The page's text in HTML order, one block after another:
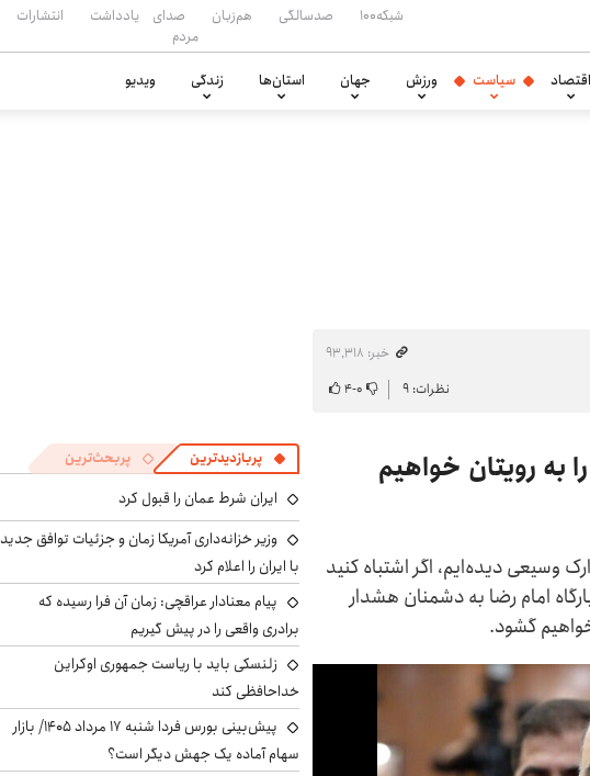
شبکه۱۰۰ صدسالگی هم‌زبان
صدای
مردم
یادداشت انتشارات
اقتصاد سیاست ورزش جهان استان‌ها زندگی ویدیو
خبر: ۹۳٬۳۱۸
نظرات: ۹ ۰-۴
رویتان خواهیم
وسیعی دیده‌ایم، اگر اشتباه کنید
فراموش کنید. در بارگاه امام رضا به دشمنان هشدار
گشود.
پربازدیدترین پربحث‌ترین
ایران شرط عمان را قبول کرد
وزیر خزانه‌داری آمریکا زمان و جزئیات توافق جدید
با ایران را اعلام کرد
پیام معنادار عراقچی: زمان آن فرا رسیده که
برادری واقعی را در پیش گیریم
زلنسکی باید با ریاست جمهوری اوکراین
خداحافظی کند
پیش‌بینی بورس فردا شنبه ۱۷ مرداد ۱۴۰۵/ بازار
سهام آماده یک جهش دیگر است؟